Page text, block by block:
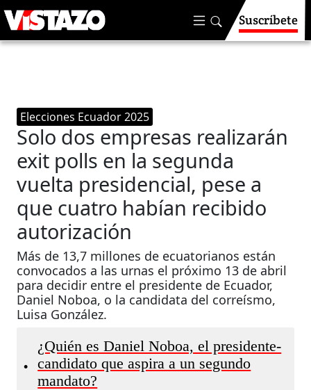
Suscríbete
Elecciones Ecuador 2025
Solo dos empresas realizarán
exit polls en la segunda
vuelta presidencial, pese a
que cuatro habían recibido
autorización
Más de 13,7 millones de ecuatorianos están
convocados a las urnas el próximo 13 de abril
para decidir entre el presidente de Ecuador,
Daniel Noboa, o la candidata del correísmo,
Luisa González.
•
¿Quién es Daniel Noboa, el presidente-
candidato que aspira a un segundo
mandato?